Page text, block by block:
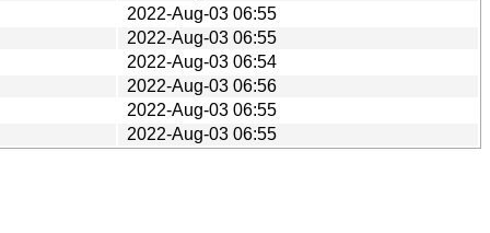
2022-Aug-03 06:55
2022-Aug-03 06:55
2022-Aug-03 06:54
2022-Aug-03 06:56
2022-Aug-03 06:55
2022-Aug-03 06:55